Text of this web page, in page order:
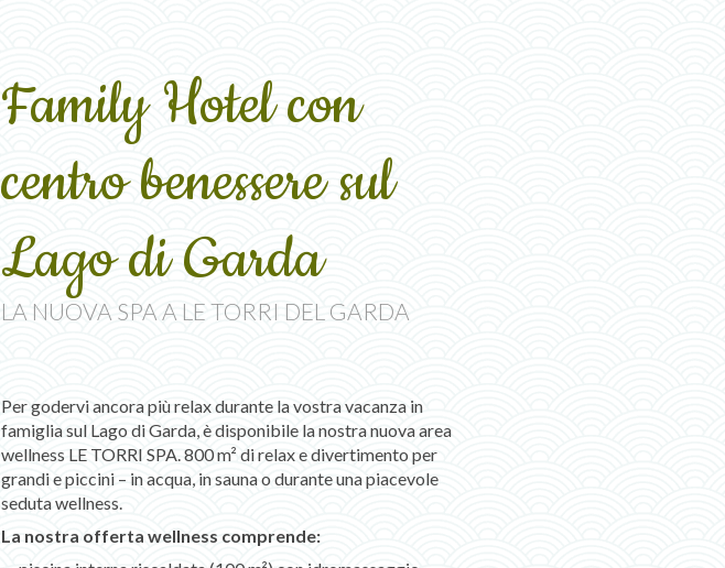
Family Hotel con
centro benessere sul
Lago di Garda
LA NUOVA SPA A LE TORRI DEL GARDA
Per godervi ancora più relax durante la vostra vacanza in
famiglia sul Lago di Garda, è disponibile la nostra nuova area
wellness LE TORRI SPA. 800 m² di relax e divertimento per
grandi e piccini – in acqua, in sauna o durante una piacevole
seduta wellness.
La nostra offerta wellness comprende: